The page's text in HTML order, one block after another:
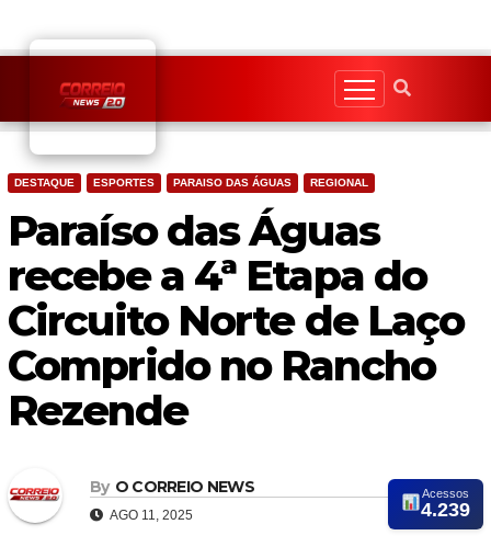
content
DESTAQUE ESPORTES PARAISO DAS ÁGUAS REGIONAL
Paraíso das Águas
recebe a 4ª Etapa do
Circuito Norte de Laço
Comprido no Rancho
Rezende
By O CORREIO NEWS
AGO 11, 2025
Acessos
4.239